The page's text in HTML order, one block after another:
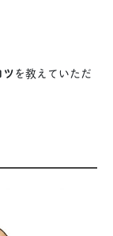
を教えていただ